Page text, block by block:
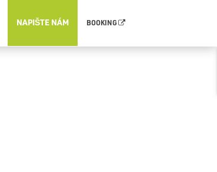
NAPIŠTE NÁM BOOKING